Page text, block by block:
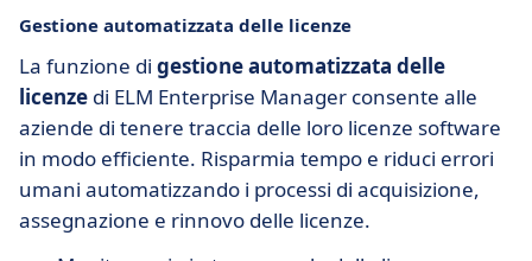
Gestione automatizzata delle licenze
La funzione di gestione automatizzata delle
licenze di ELM Enterprise Manager consente alle
aziende di tenere traccia delle loro licenze software
in modo efficiente. Risparmia tempo e riduci errori
umani automatizzando i processi di acquisizione,
assegnazione e rinnovo delle licenze.